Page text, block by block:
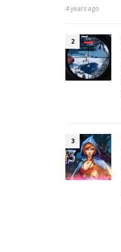
4 years ago